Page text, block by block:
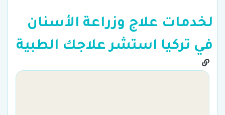
لخدمات علاج وزراعة الأسنان
في تركيا استشر علاجك الطبية